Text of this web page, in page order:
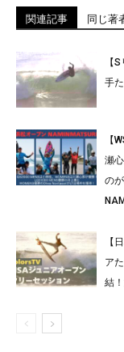
関連記事 同じ著
【
手
【
瀬
の
【
ア
結